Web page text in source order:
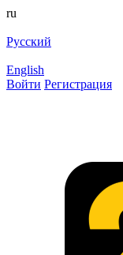
ru
Русский
English
Войти Регистрация